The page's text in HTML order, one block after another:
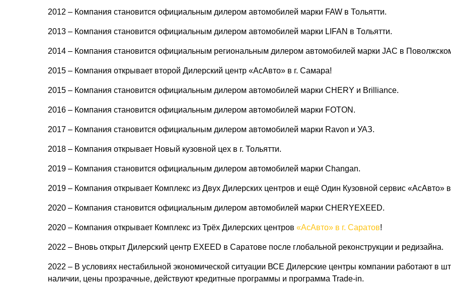
2012 – Компания становится официальным дилером автомобилей марки FAW в Тольятти.
2013 – Компания становится официальным дилером автомобилей марки LIFAN в Тольятти.
2014 – Компания становится официальным региональным дилером автомобилей марки JAC в
2015 – Компания открывает второй Дилерский центр «АсАвто» в г. Самара!
2015 – Компания становится официальным дилером автомобилей марки CHERY и Brilliance.
2016 – Компания становится официальным дилером автомобилей марки FOTON.
2017 – Компания становится официальным дилером автомобилей марки Ravon и УАЗ.
2018 – Компания открывает Новый кузовной цех в г. Тольятти.
2019 – Компания становится официальным дилером автомобилей марки Changan.
2019 – Компания открывает Комплекс из Двух Дилерских центров и ещё Один Кузовной сервис «АсАвто»
2020 – Компания становится официальным дилером автомобилей марки CHERYEXEED.
2020 – Компания открывает Комплекс из Трёх Дилерских центров «АсАвто» в г. Саратов!
2022 – Вновь открыт Дилерский центр EXEED в Саратове после глобальной реконструкции и редизайна.
2022 – В условиях нестабильной экономической ситуации ВСЕ Дилерские центры компании работают в
наличии, цены прозрачные, действуют кредитные программы и программа Trade-in.